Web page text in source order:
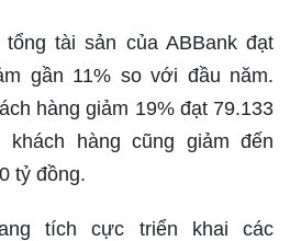
tài sản của ABBank đạt
gần 11% so với đầu năm.
hàng giảm 19% đạt 79.133
hàng cũng giảm đến
tỷ đồng.
tích cực triển khai các